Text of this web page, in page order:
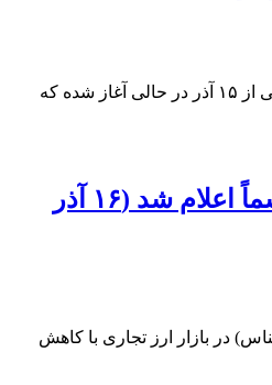
مرحله پنجم کالابرگ الکترونیکی از ۱۵ آذر در حالی آغاز شده که
قیمت دلار امروز رسماً اعلام شد (۱۶ آذر
در بازار ارز تجاری با کاهش